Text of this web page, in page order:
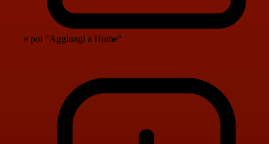
e poi "Aggiungi a Home"